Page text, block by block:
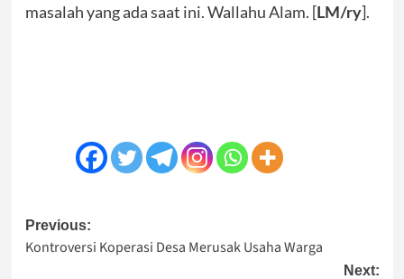
masalah yang ada saat ini. Wallahu Alam. [ LM/ry].
Post
navigation
Previous:
Kontroversi Koperasi Desa Merusak Usaha Warga
Next: